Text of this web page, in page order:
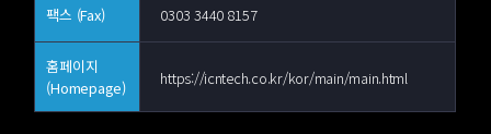
팩스 (Fax) 0303 3440 8157
홈페이지
(Homepage)
https://icntech.co.kr/kor/main/main.html